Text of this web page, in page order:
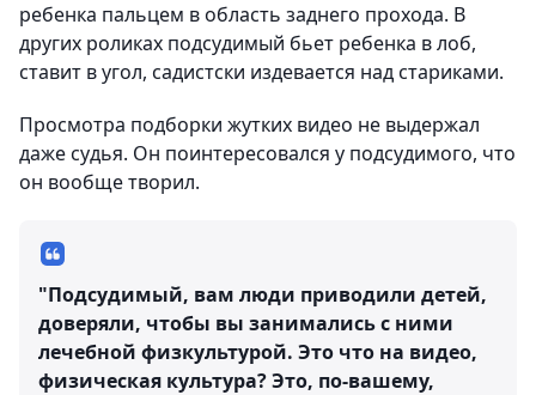
ребенка пальцем в область заднего прохода. В
других роликах подсудимый бьет ребенка в лоб,
ставит в угол, садистски издевается над стариками.
Просмотра подборки жутких видео не выдержал
даже судья. Он поинтересовался у подсудимого, что
он вообще творил.
"Подсудимый, вам люди приводили детей,
доверяли, чтобы вы занимались с ними
лечебной физкультурой. Это что на видео,
физическая культура? Это, по-вашему,